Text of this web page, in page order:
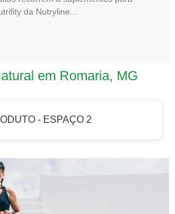
da Nutryline
em Romaria, MG
- ESPAÇO 2